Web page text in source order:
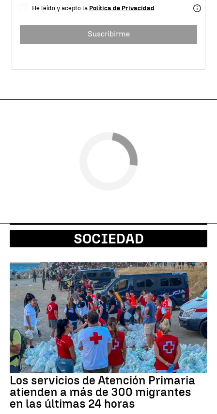
He leído y acepto la Política de Privacidad
Suscribirme
SOCIEDAD
Los servicios de Atención Primaria
atienden a más de 300 migrantes
en las últimas 24 horas